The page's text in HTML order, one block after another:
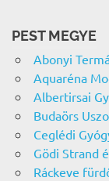
PEST MEGYE
Abonyi
Aquaréna
Albertirsai
Budaörs
Ceglédi
Gödi Strand
Ráckeve